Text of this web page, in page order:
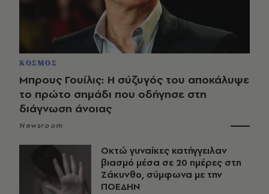
ΚΟΣΜΟΣ
Μπρους Γουίλις: Η σύζυγός του αποκάλυψε
το πρώτο σημάδι που οδήγησε στη
διάγνωση άνοιας
Newsroom
Οκτώ γυναίκες κατήγγειλαν
βιασμό μέσα σε 20 ημέρες στη
Ζάκυνθο, σύμφωνα με την
ΠΟΕΔΗΝ